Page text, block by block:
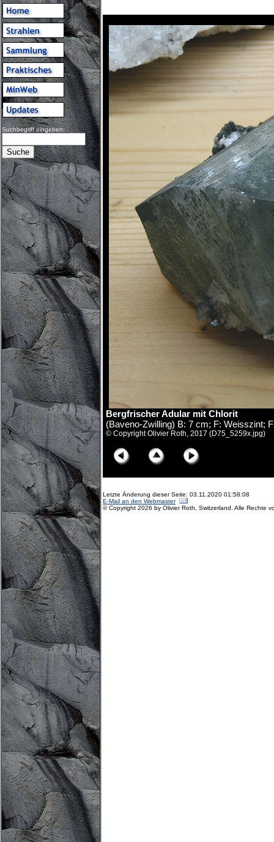
Suchbegriff eingeben:
Bergfrischer Adular mit Chlorit
(Baveno-Zwilling) B: 7 cm; F: Weisszint;
© Copyright Olivier Roth, 2017 (D75_5259x.jpg)
Letzte Änderung dieser Seite: 03.11.2020 01:58:08
E-Mail an den Webmaster
© Copyright 2026 by Olivier Roth, Switzerland. Alle Rechte